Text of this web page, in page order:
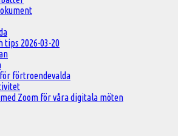
tips 2026-03-20
förtroendevalda
Zoom för våra digitala möten